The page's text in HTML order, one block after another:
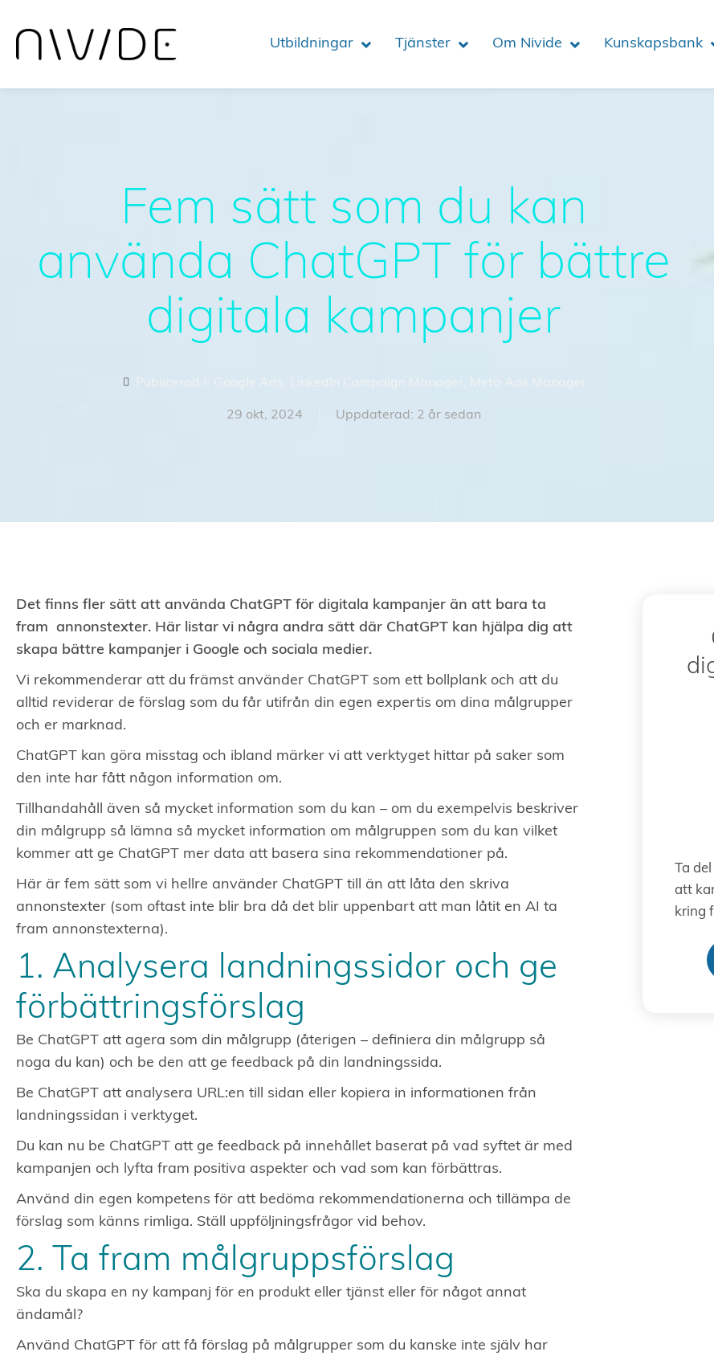
Utbildningar Tjänster Om Nivide Kunskapsbank
Fem sätt som du kan
använda ChatGPT för bättre
digitala kampanjer
Publicerad i: Google Ads, LinkedIn Campaign Manager, Meta Ads Manager
29 okt, 2024 Uppdaterad: 2 år sedan
Det finns fler sätt att använda ChatGPT för digitala kampanjer än att bara ta
fram annonstexter. Här listar vi några andra sätt där ChatGPT kan hjälpa dig att
skapa bättre kampanjer i Google och sociala medier.
Vi rekommenderar att du främst använder ChatGPT som ett bollplank och att du
alltid reviderar de förslag som du får utifrån din egen expertis om dina målgrupper
och er marknad.
ChatGPT kan göra misstag och ibland märker vi att verktyget hittar på saker som
den inte har fått någon information om.
Tillhandahåll även så mycket information som du kan – om du exempelvis beskriver
din målgrupp så lämna så mycket information om målgruppen som du kan vilket
kommer att ge ChatGPT mer data att basera sina rekommendationer på.
Här är fem sätt som vi hellre använder ChatGPT till än att låta den skriva
annonstexter (som oftast inte blir bra då det blir uppenbart att man låtit en AI ta
fram annonstexterna).
1. Analysera landningssidor och ge
förbättringsförslag
Be ChatGPT att agera som din målgrupp (återigen – definiera din målgrupp så
noga du kan) och be den att ge feedback på din landningssida.
Be ChatGPT att analysera URL:en till sidan eller kopiera in informationen från
landningssidan i verktyget.
Du kan nu be ChatGPT att ge feedback på innehållet baserat på vad syftet är med
kampanjen och lyfta fram positiva aspekter och vad som kan förbättras.
Använd din egen kompetens för att bedöma rekommendationerna och tillämpa de
förslag som känns rimliga. Ställ uppföljningsfrågor vid behov.
2. Ta fram målgruppsförslag
Ska du skapa en ny kampanj för en produkt eller tjänst eller för något annat
ändamål?
Använd ChatGPT för att få förslag på målgrupper som du kanske inte själv har
Ta
att
kring